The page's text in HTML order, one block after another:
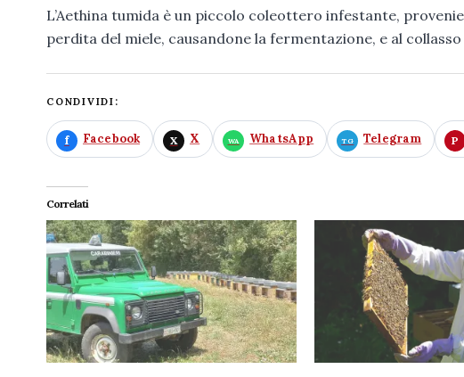
L’Aethina tumida è un piccolo coleottero infestante,
perdita del miele, causandone la fermentazione, e al
CONDIVIDI:
Facebook X WhatsApp Telegram
Correlati